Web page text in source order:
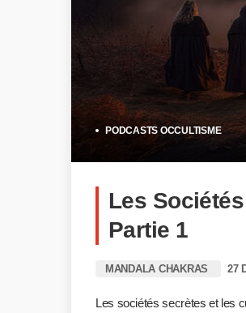
PODCASTS OCCULTISME
Les
Partie 1
MANDALA CHAKRAS 27
Les sociétés secrètes et les